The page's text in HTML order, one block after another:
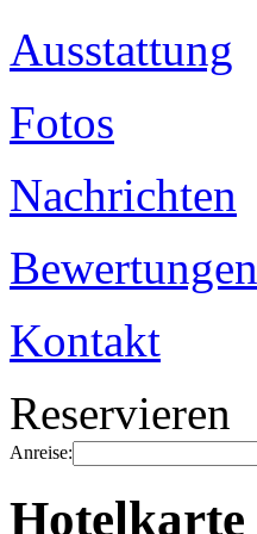
Ausstattung
Fotos
Nachrichten
Bewertungen
Kontakt
Reservieren
Anreise:
Hotelkarte